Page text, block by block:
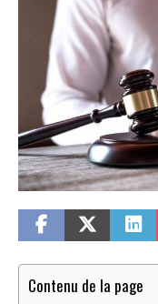
Contenu de la page